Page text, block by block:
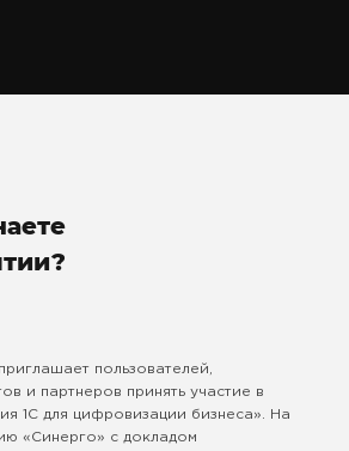
пользователей,
и партнеров принять участие в
1С для цифровизации бизнеса». На
«Синерго» с докладом